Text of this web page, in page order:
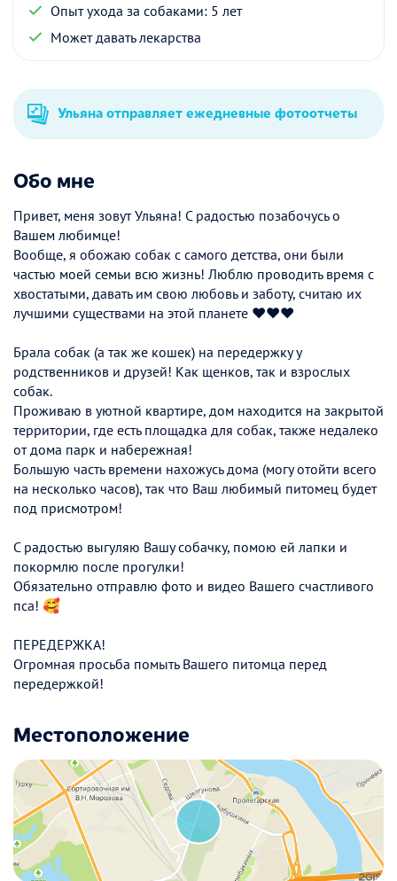
Опыт ухода за собаками: 5 лет
Может давать лекарства
Ульяна отправляет ежедневные фотоотчеты
Обо мне
Привет, меня зовут Ульяна! С радостью позабочусь о
Вашем любимце!
Вообще, я обожаю собак с самого детства, они были
частью моей семьи всю жизнь! Люблю проводить время с
хвостатыми, давать им свою любовь и заботу, считаю их
лучшими существами на этой планете ❤️❤️❤️
Брала собак (а так же кошек) на передержку у
родственников и друзей! Как щенков, так и взрослых
собак.
Проживаю в уютной квартире, дом находится на закрытой
территории, где есть площадка для собак, также недалеко
от дома парк и набережная!
Большую часть времени нахожусь дома (могу отойти всего
на несколько часов), так что Ваш любимый питомец будет
под присмотром!
С радостью выгуляю Вашу собачку, помою ей лапки и
покормлю после прогулки!
Обязательно отправлю фото и видео Вашего счастливого
пса! 🥰
ПЕРЕДЕРЖКА!
Огромная просьба помыть Вашего питомца перед
передержкой!
Местоположение